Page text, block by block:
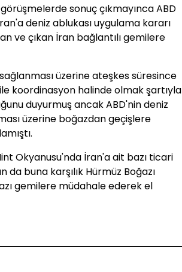
sonuç çıkmayınca ABD
deniz ablukası uygulama kararı
ve çıkan İran bağlantılı gemilere
üzerine ateşkes süresince
koordinasyon halinde olmak şartıyla
duyurmuş ancak ABD'nin deniz
üzerine boğazdan geçişlere
Okyanusu'nda İran'a ait bazı ticari
buna karşılık Hürmüz Boğazı
gemilere müdahale ederek el